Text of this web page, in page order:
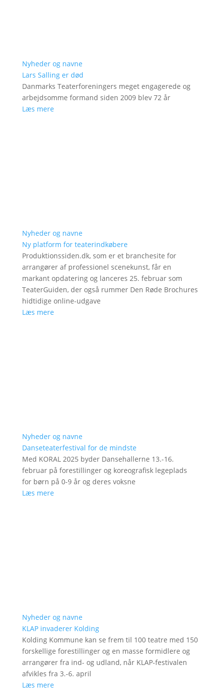
Nyheder og navne
Lars Salling er død
Danmarks Teaterforeningers meget engagerede og
arbejdsomme formand siden 2009 blev 72 år
Læs mere
Nyheder og navne
Ny platform for teaterindkøbere
Produktionssiden.dk, som er et branchesite for
arrangører af professionel scenekunst, får en
markant opdatering og lanceres 25. februar som
TeaterGuiden, der også rummer Den Røde Brochures
hidtidige online-udgave
Læs mere
Nyheder og navne
Danseteaterfestival for de mindste
Med KORAL 2025 byder Dansehallerne 13.-16.
februar på forestillinger og koreografisk legeplads
for børn på 0-9 år og deres voksne
Læs mere
Nyheder og navne
KLAP invaderer Kolding
Kolding Kommune kan se frem til 100 teatre med 150
forskellige forestillinger og en masse formidlere og
arrangører fra ind- og udland, når KLAP-festivalen
afvikles fra 3.-6. april
Læs mere